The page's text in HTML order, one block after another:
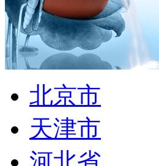
北京市
天津市